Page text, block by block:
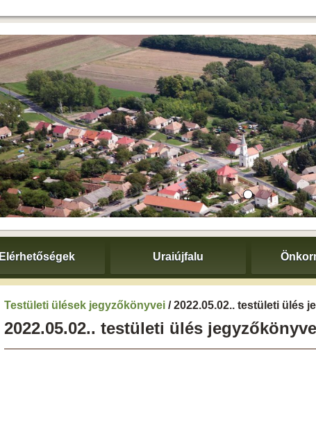
Elérhetőségek Uraiújfalu
Testületi ülések jegyzőkönyvei / 2022.05.02.. testületi ülés
2022.05.02.. testületi ülés jegyzőkönyve